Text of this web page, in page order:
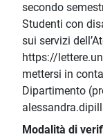
secondo
Studenti con
sui servizi
https://
mettersi in
Dipartimento
Modalità di